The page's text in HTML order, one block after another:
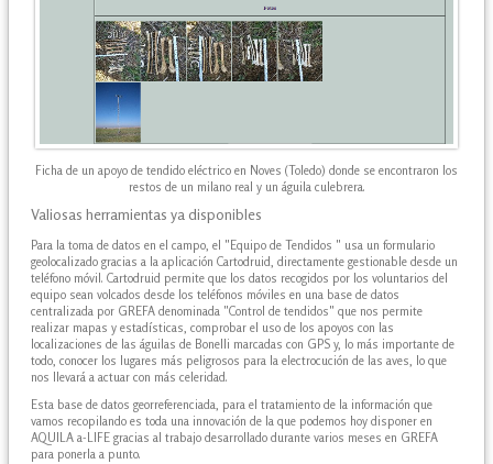
Ficha de un apoyo de tendido eléctrico en Noves (Toledo) donde se encontraron los
restos de un milano real y un águila culebrera.
Valiosas herramientas ya disponibles
Para la toma de datos en el campo, el "Equipo de Tendidos " usa un formulario
geolocalizado gracias a la aplicación Cartodruid, directamente gestionable desde un
teléfono móvil. Cartodruid permite que los datos recogidos por los voluntarios del
equipo sean volcados desde los teléfonos móviles en una base de datos
centralizada por GREFA denominada "Control de tendidos" que nos permite
realizar mapas y estadísticas, comprobar el uso de los apoyos con las
localizaciones de las águilas de Bonelli marcadas con GPS y, lo más importante de
todo, conocer los lugares más peligrosos para la electrocución de las aves, lo que
nos llevará a actuar con más celeridad.
Esta base de datos georreferenciada, para el tratamiento de la información que
vamos recopilando es toda una innovación de la que podemos hoy disponer en
AQUILA a-LIFE gracias al trabajo desarrollado durante varios meses en GREFA
para ponerla a punto.